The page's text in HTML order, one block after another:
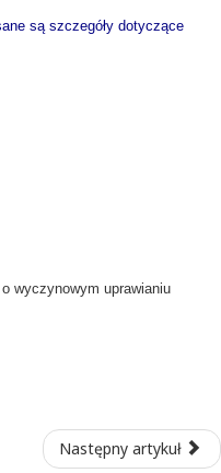
są szczegóły dotyczące
wyczynowym uprawianiu
Następny artykuł